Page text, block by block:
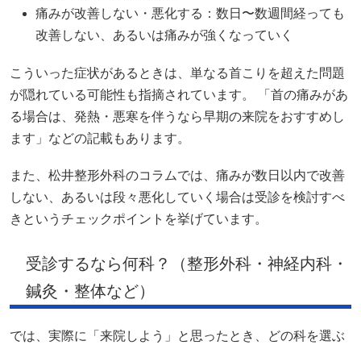
痛みが改善しない・悪化する：数日〜数週間経っても
改善しない、あるいは痛みが強くなっていく
こういった症状があるときは、単なる首こりを超えた問題
が隠れている可能性も指摘されています。 「首の痛みがあ
る場合は、発熱・悪寒を伴うなら早期の来院をおすすめし
ます」などの記載もあります。
また、松井整形外科のコラムでは、痛みが数日以内で改善
しない、あるいは段々悪化していく場合は受診を検討すべ
きというチェックポイントを挙げています。
受診するなら何科？（整形外科・神経内科・
鍼灸・整体など）
では、実際に「来院しよう」と思ったとき、どの科を選ぶ